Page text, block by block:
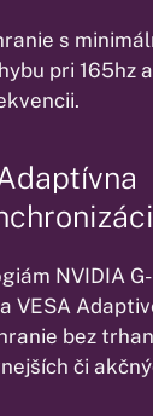
s
pri 165hz
NVIDIA
a VESA
bez
či